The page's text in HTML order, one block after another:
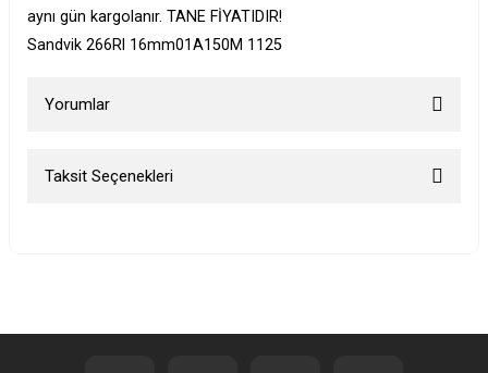
aynı gün kargolanır. TANE FİYATIDIR!
Sandvik 266Rl 16mm01A150M 1125
Yorumlar
Taksit Seçenekleri